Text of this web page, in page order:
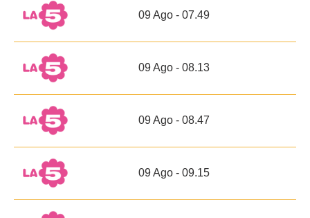
09 Ago - 07.49
09 Ago - 08.13
09 Ago - 08.47
09 Ago - 09.15